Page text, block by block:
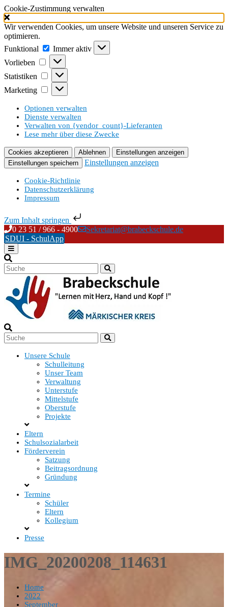
Cookie-Zustimmung verwalten
Wir verwenden Cookies, um unsere Website und unseren Service zu
optimieren.
Funktional
Funktional
Immer aktiv
Vorlieben
Vorlieben
Statistiken Statistiken
Marketing Marketing
Optionen verwalten
Dienste verwalten
Verwalten von {vendor_count}-Lieferanten
Lese mehr über diese Zwecke
Cookies akzeptieren Ablehnen
Einstellungen anzeigen
Einstellungen speichern
Einstellungen anzeigen
Cookie-Richtlinie
Datenschutzerklärung
Impressum
Zum Inhalt springen
Skip
to
content
0 23 51 / 966 - 4900
Sekretariat@brabeckschule.de
SDUI - SchulApp
Unsere Schule
Schulleitung
Unser Team
Verwaltung
Unterstufe
Mittelstufe
Oberstufe
Projekte
Eltern
Schulsozialarbeit
Förderverein
Satzung
Beitragsordnung
Gründung
Termine
Schüler
Eltern
Kollegium
Presse
IMG_20200208_114631
Home
2022
September